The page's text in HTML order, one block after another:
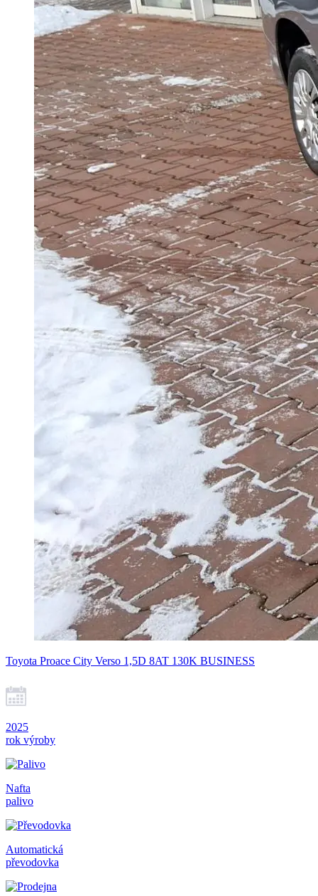
Toyota Proace City Verso 1,5D 8AT 130K BUSINESS
2025
rok výroby
Nafta
palivo
Automatická
převodovka